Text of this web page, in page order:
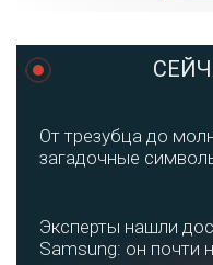
От трезубца до
загадочные
Эксперты нашли
Samsung: он почти